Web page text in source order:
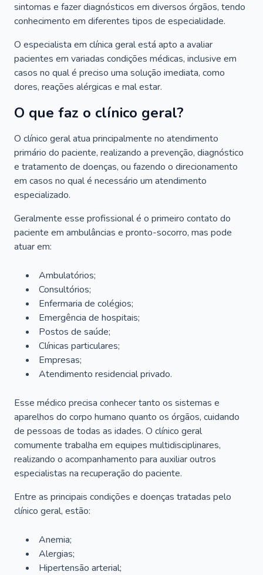
sintomas e fazer diagnósticos em diversos órgãos, tendo
conhecimento em diferentes tipos de especialidade.
O especialista em clínica geral está apto a avaliar
pacientes em variadas condições médicas, inclusive em
casos no qual é preciso uma solução imediata, como
dores, reações alérgicas e mal estar.
O que faz o clínico geral?
O clínico geral atua principalmente no atendimento
primário do paciente, realizando a prevenção, diagnóstico
e tratamento de doenças, ou fazendo o direcionamento
em casos no qual é necessário um atendimento
especializado.
Geralmente esse profissional é o primeiro contato do
paciente em ambulâncias e pronto-socorro, mas pode
atuar em:
Ambulatórios;
Consultórios;
Enfermaria de colégios;
Emergência de hospitais;
Postos de saúde;
Clínicas particulares;
Empresas;
Atendimento residencial privado.
Esse médico precisa conhecer tanto os sistemas e
aparelhos do corpo humano quanto os órgãos, cuidando
de pessoas de todas as idades. O clínico geral
comumente trabalha em equipes multidisciplinares,
realizando o acompanhamento para auxiliar outros
especialistas na recuperação do paciente.
Entre as principais condições e doenças tratadas pelo
clínico geral, estão:
Anemia;
Alergias;
Hipertensão arterial;